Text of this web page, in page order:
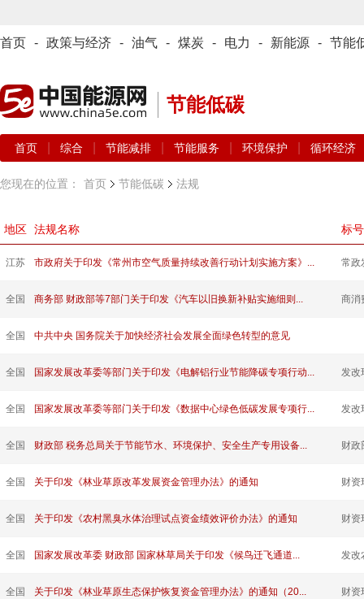
首页 - 政策与经济 - 油气 - 煤炭 - 电力 - 新能源 - 节能
节能低碳
首页 综合 节能减排 节能服务 环境保护 循环经济
您现在的位置： 首页 节能低碳 法规
地区 法规名称 标号
江苏 市政府关于印发《常州市空气质量持续改善行动计划实施方案》... 常政
全国 商务部 财政部等7部门关于印发《汽车以旧换新补贴实施细则... 商消
全国 中共中央 国务院关于加快经济社会发展全面绿色转型的意见
全国 国家发展改革委等部门关于印发《电解铝行业节能降碳专项行动... 发改
全国 国家发展改革委等部门关于印发《数据中心绿色低碳发展专项行... 发改
全国 财政部 税务总局关于节能节水、环境保护、安全生产专用设备... 财政
全国 关于印发《林业草原改革发展资金管理办法》的通知 财资
全国 关于印发《农村黑臭水体治理试点资金绩效评价办法》的通知 财资
全国 国家发展改革委 财政部 国家林草局关于印发《候鸟迁飞通道... 发改
全国 关于印发《林业草原生态保护恢复资金管理办法》的通知（20... 财资